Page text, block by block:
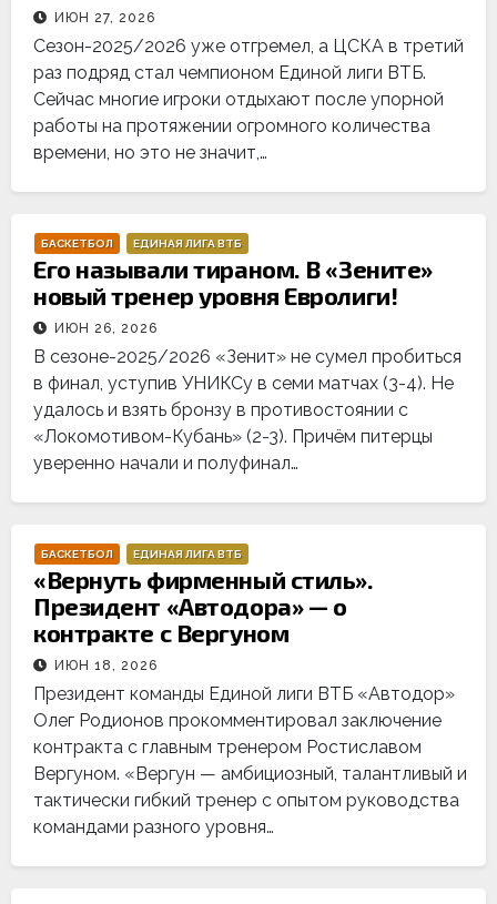
ИЮН 27, 2026
Сезон-2025/2026 уже отгремел, а ЦСКА в третий
раз подряд стал чемпионом Единой лиги ВТБ.
Сейчас многие игроки отдыхают после упорной
работы на протяжении огромного количества
времени, но это не значит,…
БАСКЕТБОЛ ЕДИНАЯ ЛИГА ВТБ
Его называли тираном. В «Зените»
новый тренер уровня Евролиги!
ИЮН 26, 2026
В сезоне-2025/2026 «Зенит» не сумел пробиться
в финал, уступив УНИКСу в семи матчах (3-4). Не
удалось и взять бронзу в противостоянии с
«Локомотивом-Кубань» (2-3). Причём питерцы
уверенно начали и полуфинал…
БАСКЕТБОЛ ЕДИНАЯ ЛИГА ВТБ
«Вернуть фирменный стиль».
Президент «Автодора» — о
контракте с Вергуном
ИЮН 18, 2026
Президент команды Единой лиги ВТБ «Автодор»
Олег Родионов прокомментировал заключение
контракта с главным тренером Ростиславом
Вергуном. «Вергун — амбициозный, талантливый и
тактически гибкий тренер с опытом руководства
командами разного уровня…